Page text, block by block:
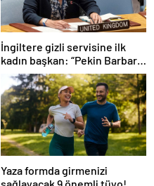
İngiltere gizli servisine ilk
kadın başkan: “Pekin Barbara”
favori aday
Yaza formda girmenizi